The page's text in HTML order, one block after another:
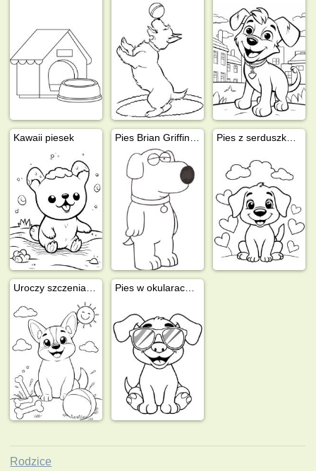
Kawaii piesek
Rodzice